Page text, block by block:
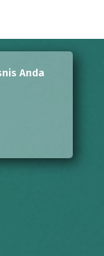
Anda